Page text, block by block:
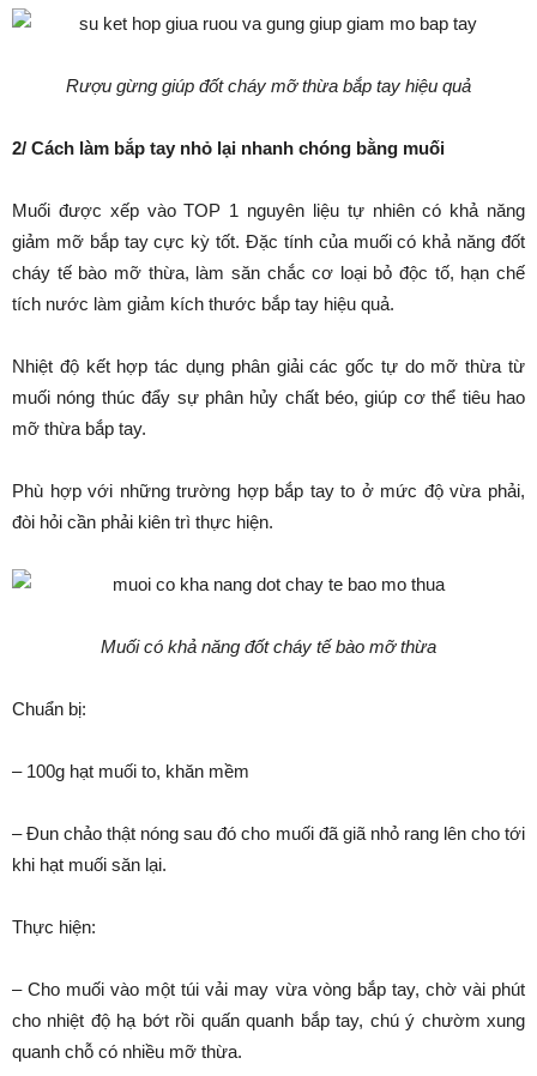
Rượu gừng giúp đốt cháy mỡ thừa bắp tay hiệu quả
2/ Cách làm bắp tay nhỏ lại nhanh chóng bằng muối
Muối được xếp vào TOP 1 nguyên liệu tự nhiên có khả năng
giảm mỡ bắp tay cực kỳ tốt. Đặc tính của muối có khả năng đốt
cháy tế bào mỡ thừa, làm săn chắc cơ loại bỏ độc tố, hạn chế
tích nước làm giảm kích thước bắp tay hiệu quả.
Nhiệt độ kết hợp tác dụng phân giải các gốc tự do mỡ thừa từ
muối nóng thúc đẩy sự phân hủy chất béo, giúp cơ thể tiêu hao
mỡ thừa bắp tay.
Phù hợp với những trường hợp bắp tay to ở mức độ vừa phải,
đòi hỏi cần phải kiên trì thực hiện.
Muối có khả năng đốt cháy tế bào mỡ thừa
Chuẩn bị:
– 100g hạt muối to, khăn mềm
– Đun chảo thật nóng sau đó cho muối đã giã nhỏ rang lên cho tới
khi hạt muối săn lại.
Thực hiện:
– Cho muối vào một túi vải may vừa vòng bắp tay, chờ vài phút
cho nhiệt độ hạ bớt rồi quấn quanh bắp tay, chú ý chườm xung
quanh chỗ có nhiều mỡ thừa.